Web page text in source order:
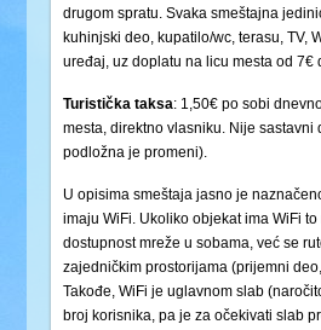
drugom spratu. Svaka smeštajna
kuhinjski deo, kupatilo/wc, terasu, TV,
uređaj, uz doplatu na licu mesta od 7€
Turistička taksa: 1,50€ po sobi
mesta, direktno vlasniku. Nije sastavni
podložna je promeni).
U opisima smeštaja jasno je
imaju WiFi. Ukoliko objekat ima WiFi
dostupnost mreže u sobama, već se
zajedničkim prostorijama (prijemni
Takođe, WiFi je uglavnom slab
broj korisnika, pa je za očekivati slab